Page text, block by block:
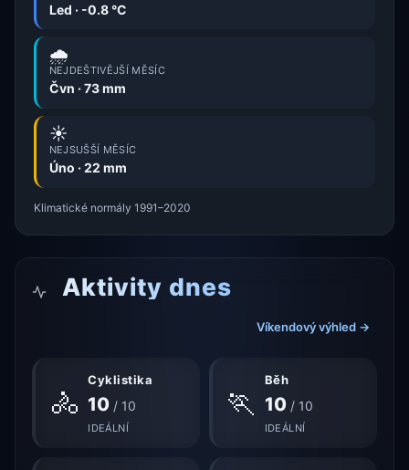
Led · -0.8 °C
🌧️
NEJDEŠTIVĚJŠÍ MĚSÍC
Čvn · 73 mm
☀️
NEJSUŠŠÍ MĚSÍC
Úno · 22 mm
Klimatické normály 1991–2020
Aktivity dnes
Víkendový výhled →
🚴
Cyklistika
10 / 10
IDEÁLNÍ
🏃
Běh
10/ 10
IDEÁLNÍ